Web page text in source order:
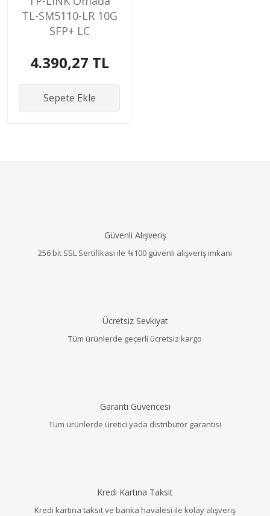
TL-SM5110-LR 10G
SFP+ LC
4.390,27 TL
Sepete Ekle
Güvenli Alışveriş
256 bit SSL Sertifikası ile %100 güvenli alışveriş imkanı
Ücretsiz Sevkiyat
Tüm ürünlerde geçerli ücretsiz kargo
Garanti Güvencesi
Tüm ürünlerde üretici yada distribütör garantisi
Kredi Kartına Taksit
Kredi kartına taksit ve banka havalesi ile kolay alışveriş